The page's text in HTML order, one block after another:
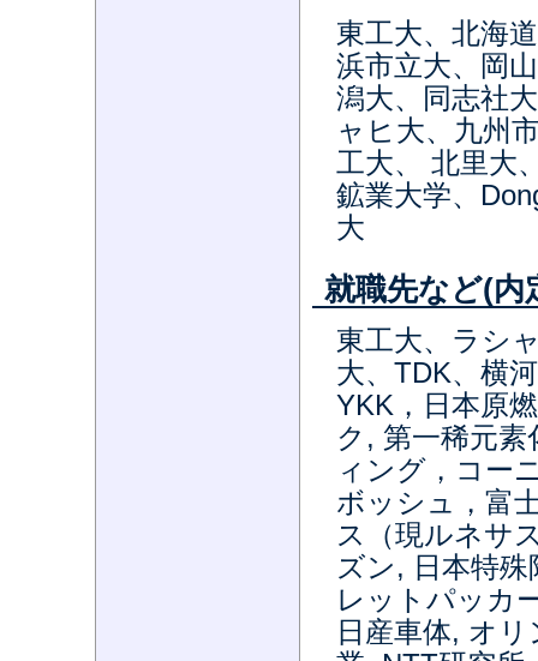
東工大、北海
浜市立大、岡
潟大、同志社
ャヒ大、九州
工大、 北里大
鉱業大学、
大
就職先など(内
東工大、ラシ
大、TDK、横
YKK，日本原
ク, 第一稀元
ィング，コー
ボッシュ，富
ス（現ルネサ
ズン, 日本特
レットパッカ
日産車体, オ